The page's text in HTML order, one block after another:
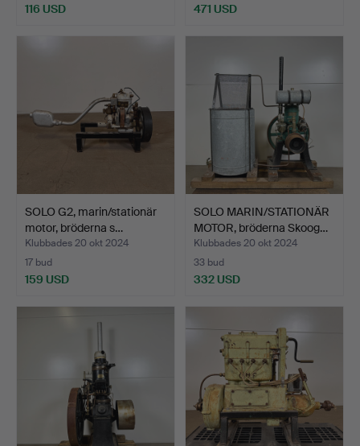
116 USD 471 USD
SOLO G2, marin/stationär
motor, bröderna s…
Klubbades 20 okt 2024
17 bud
159 USD
SOLO MARIN/STATIONÄR
MOTOR, bröderna Skoog…
Klubbades 20 okt 2024
33 bud
332 USD